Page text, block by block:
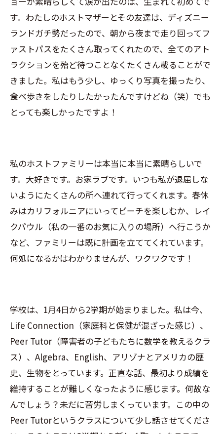
す。わたしのホストマザーとその友達は、ディズニー
ランドガチ勢だったので、朝から夜まで走り回ってフ
ァストパスをたくさん取ってくれたので、全てのアト
ラクションを殆ど待つことなくたくさん載ることがで
きました。私はもう少し、ゆっくり写真を撮ったり、
食べ歩きをしたりしたかったんですけどね（笑）でも
とっても楽しかったですよ！
私のホストファミリーは本当に本当に素晴らしいで
す。大好きです。お家ラブです。いつも私が退屈しな
いようにたくさんの所へ連れて行ってくれます。春休
みはカリフォルニアにいってビーチを楽しむか、レイ
クパウル（私の一番のお気に入りの場所）へ行こうか
など、ファミリーは既に計画を立ててくれています。
何処になるかはわかりませんが、ワクワクです！
学校は、1月4日から2学期が始まりました。私は今、
Life Connection（家庭科と保健が混ざった感じ）、
Peer Tutor（障害者の子どもたちに数学を教えるクラ
ス）、Algebra、English、アリゾナとアメリカの歴
史、生物をとっています。正直な話、最初より成績を
維持することが難しくなったように感じます。何故な
んでしょう？未だに苦労しまくっています。この中の
Peer Tutorというクラスについて少し話させてくださ